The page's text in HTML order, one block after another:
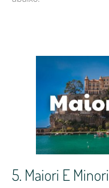
5. Maiori E Minori